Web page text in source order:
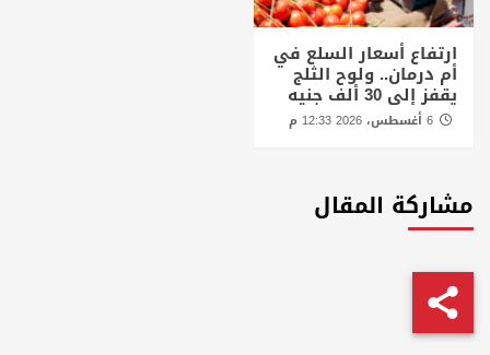
ارتفاع أسعار السلع في
أم درمان.. ولوح الثلج
يقفز إلى 30 ألف جنيه
مشاركة المقال